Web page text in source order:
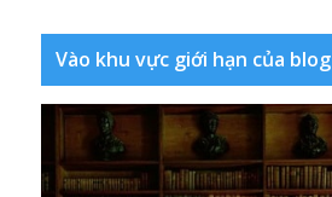
Vào khu vực giới hạn của blog